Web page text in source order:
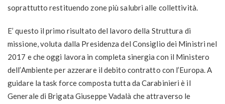
soprattutto restituendo zone più salubri alle collettività.
E’ questo il primo risultato del lavoro della Struttura di
missione, voluta dalla Presidenza del Consiglio dei Ministri nel
2017 e che oggi lavora in completa sinergia con il Ministero
dell’Ambiente per azzerare il debito contratto con l’Europa. A
guidare la task force composta tutta da Carabinieri è il
Generale di Brigata Giuseppe Vadalà che attraverso le